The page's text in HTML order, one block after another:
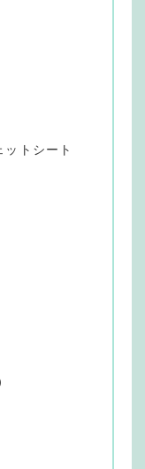
トシート